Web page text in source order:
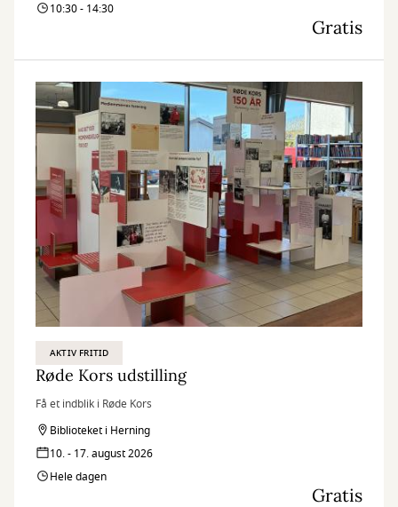
10:30 - 14:30
Gratis
AKTIV FRITID
Røde Kors udstilling
Få et indblik i Røde Kors
Biblioteket i Herning
10. - 17. august 2026
Hele dagen
Gratis